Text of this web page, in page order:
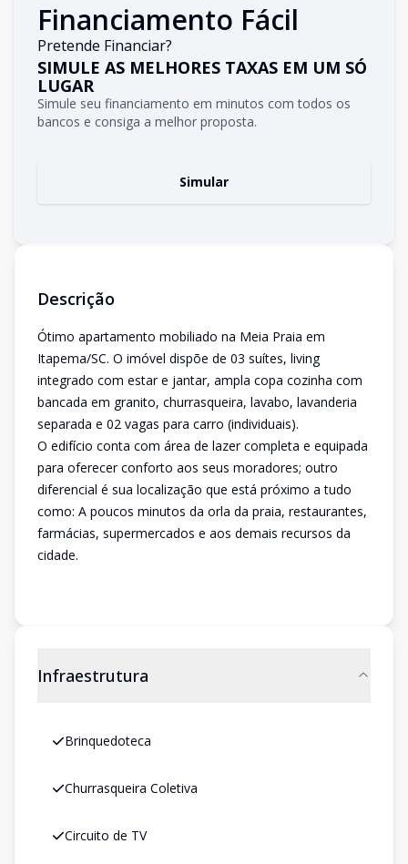
Financiamento Fácil
Pretende Financiar?
SIMULE AS MELHORES TAXAS EM UM SÓ
LUGAR
Simule seu financiamento em minutos com todos os
bancos e consiga a melhor proposta.
Simular
Descrição
Ótimo apartamento mobiliado na Meia Praia em
Itapema/SC. O imóvel dispõe de 03 suítes, living
integrado com estar e jantar, ampla copa cozinha com
bancada em granito, churrasqueira, lavabo, lavanderia
separada e 02 vagas para carro (individuais).
O edifício conta com área de lazer completa e equipada
para oferecer conforto aos seus moradores; outro
diferencial é sua localização que está próximo a tudo
como: A poucos minutos da orla da praia, restaurantes,
farmácias, supermercados e aos demais recursos da
cidade.
Infraestrutura
Brinquedoteca
Churrasqueira Coletiva
Circuito de TV